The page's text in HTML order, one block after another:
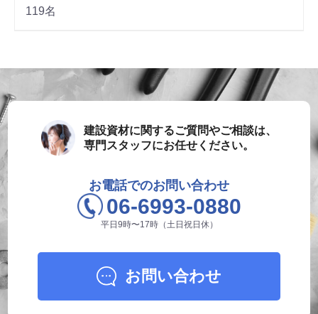
119名
建設資材に関するご質問やご相談は、
専門スタッフにお任せください。
お電話でのお問い合わせ
06-6993-0880
平日9時〜17時（土日祝日休）
お問い合わせ